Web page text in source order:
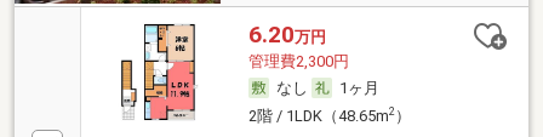
6.20万円
管理費2,300円
なし
1ヶ月
2階 / 1LDK（48.65m2）